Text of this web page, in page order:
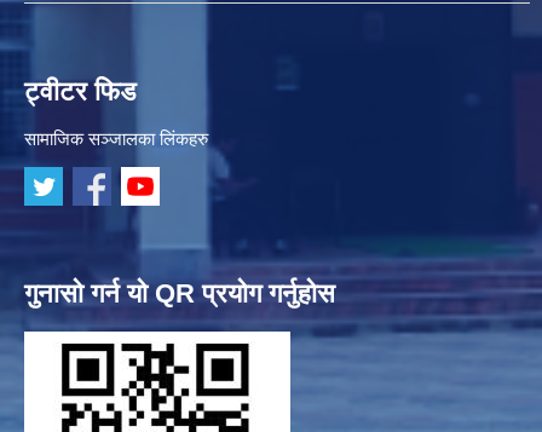
ट्वीटर फिड
सामाजिक सञ्जालका लिंकहरु
गुनासो गर्न यो QR प्रयोग गर्नुहोस